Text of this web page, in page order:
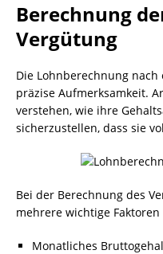
Berechnung
Vergütung
Die Lohnberechnung
präzise Aufmerksamkeit.
verstehen, wie ihre
sicherzustellen, dass sie
Bei der Berechnung des
mehrere wichtige
Monatliches